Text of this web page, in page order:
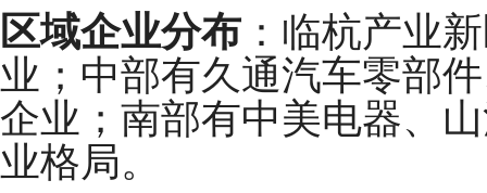
区域企业分布 ：临杭产业
业；中部有久通汽车零部
企业；南部有中美电器、
业格局。